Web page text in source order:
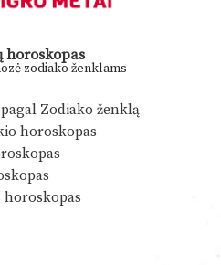
horoskopas
zodiako ženklams
Zodiako ženklą
horoskopas
horoskopas